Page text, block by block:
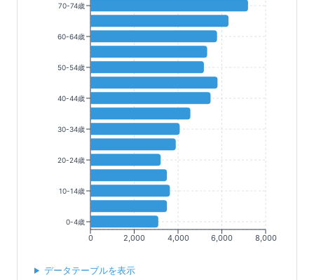
0 2,000 4,000 6,000 8,000
70-74歳
60-64歳
50-54歳
40-44歳
30-34歳
20-24歳
10-14歳
0-4歳
データテーブルを表示